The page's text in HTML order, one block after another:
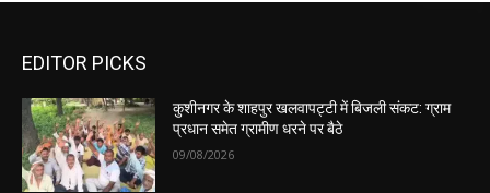
EDITOR PICKS
कुशीनगर के शाहपुर खलवापट्टी में बिजली संकट: ग्राम
प्रधान समेत ग्रामीण धरने पर बैठे
09/08/2026